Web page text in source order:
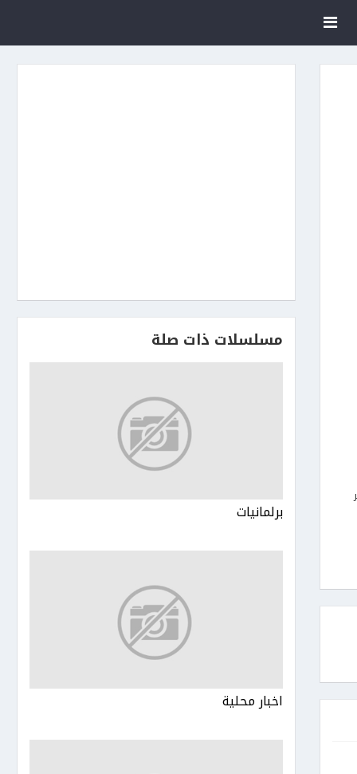
مسلسلات ذات صلة
برلمانيات
اخبار محلية